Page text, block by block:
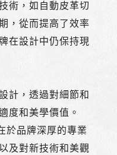
術，如自動皮革切
，從而提高了效率
在設計中仍保持現
計，透過對細節和
度和美學價值。
於品牌深厚的專業
及對新技術和美觀